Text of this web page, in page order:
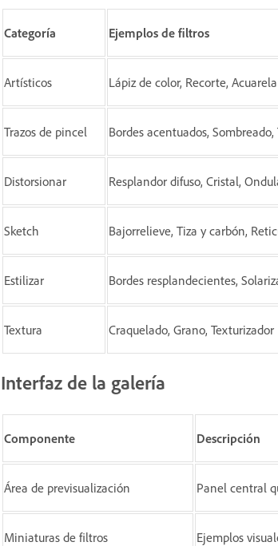
Categoría Ejemplos de filtros
Artísticos Lápiz de color, Recorte, Acuarela
Trazos de pincel Bordes acentuados,
Distorsionar Resplandor difuso, Cristal,
Sketch Bajorrelieve, Tiza y carbón,
Estilizar Bordes resplandecientes,
Textura Craquelado, Grano, Texturizador
Interfaz de la galería
Componente Descripción
Área de previsualización Panel central
Miniaturas de filtros Ejemplos